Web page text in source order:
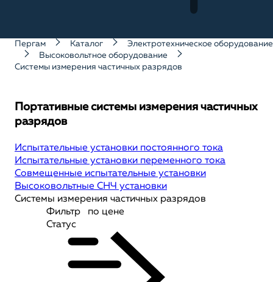
Пергам Каталог
Электротехническое оборудование
Высоковольтное оборудование
Системы измерения частичных разрядов
Портативные системы измерения частичных
разрядов
Испытательные установки постоянного тока
Испытательные установки переменного тока
Совмещенные испытательные установки
Высоковольтные СНЧ установки
Системы измерения частичных разрядов
по цене
Фильтр
Статус